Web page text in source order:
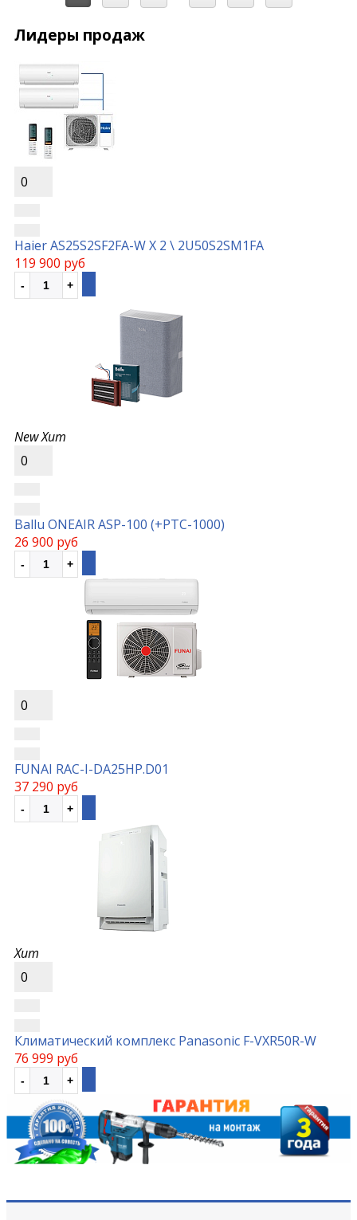
Лидеры продаж
0
Haier AS25S2SF2FA-W Х 2 \ 2U50S2SM1FA
119 900 руб
NewХит
0
Ballu ONEAIR ASP-100 (+РТС-1000)
26 900 руб
0
FUNAI RAC-I-DA25HP.D01
37 290 руб
Хит
0
Климатический комплекс Panasonic F-VXR50R-W
76 999 руб